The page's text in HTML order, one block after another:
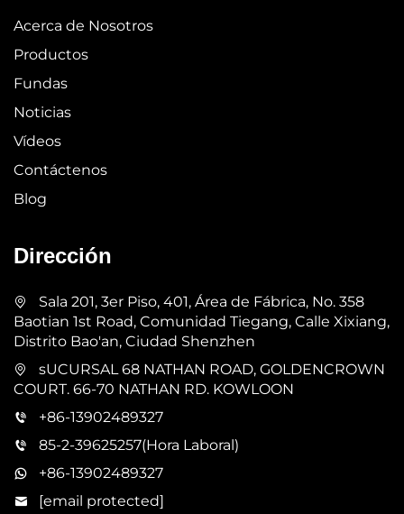
Acerca de Nosotros
Productos
Fundas
Noticias
Vídeos
Contáctenos
Blog
Dirección
Sala 201, 3er Piso, 401, Área de Fábrica, No. 358
Baotian 1st Road, Comunidad Tiegang, Calle Xixiang,
Distrito Bao'an, Ciudad Shenzhen
sUCURSAL 68 NATHAN ROAD, GOLDENCROWN
COURT. 66-70 NATHAN RD. KOWLOON
+86-13902489327
85-2-39625257(Hora Laboral)
+86-13902489327
[email protected]